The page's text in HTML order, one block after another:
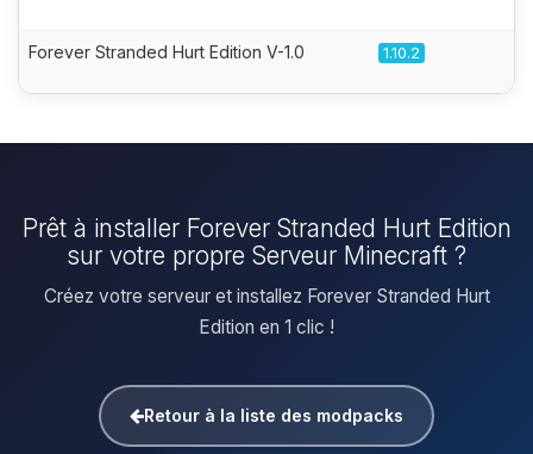
Forever Stranded Hurt Edition V-1.0 1.10.2
Prêt à installer Forever Stranded Hurt Edition
sur votre propre Serveur Minecraft ?
Créez votre serveur et installez Forever Stranded Hurt
Edition en 1 clic !
Retour à la liste des modpacks